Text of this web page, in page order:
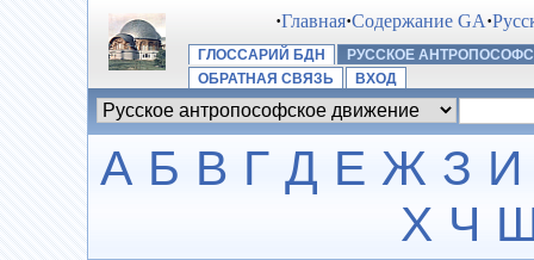
·Главная·Содержание GA·
ГЛОССАРИЙ БДН
РУССКОЕ
ОБРАТНАЯ СВЯЗЬ
ВХОД
А Б В Г Д Е Ж З И
Х Ч